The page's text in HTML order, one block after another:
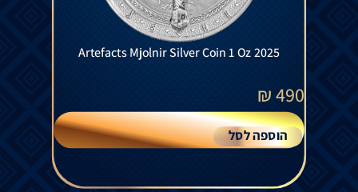
Artefacts Mjolnir Silver Coin 1 Oz 2025
490
₪
הוספה לסל